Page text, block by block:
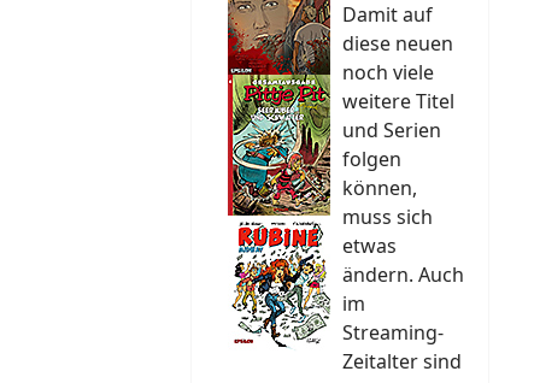
Damit auf
diese neuen
noch viele
weitere Titel
und Serien
folgen
können,
muss sich
etwas
ändern. Auch
im
Streaming-
Zeitalter sind